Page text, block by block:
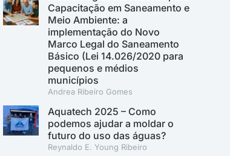
Capacitação em Saneamento e
Meio Ambiente: a
implementação do Novo
Marco Legal do Saneamento
Básico (Lei 14.026/2020 para
pequenos e médios
municípios
Andrea Ribeiro Gomes
Aquatech 2025 – Como
podemos ajudar a moldar o
futuro do uso das águas?
Reynaldo E. Young Ribeiro